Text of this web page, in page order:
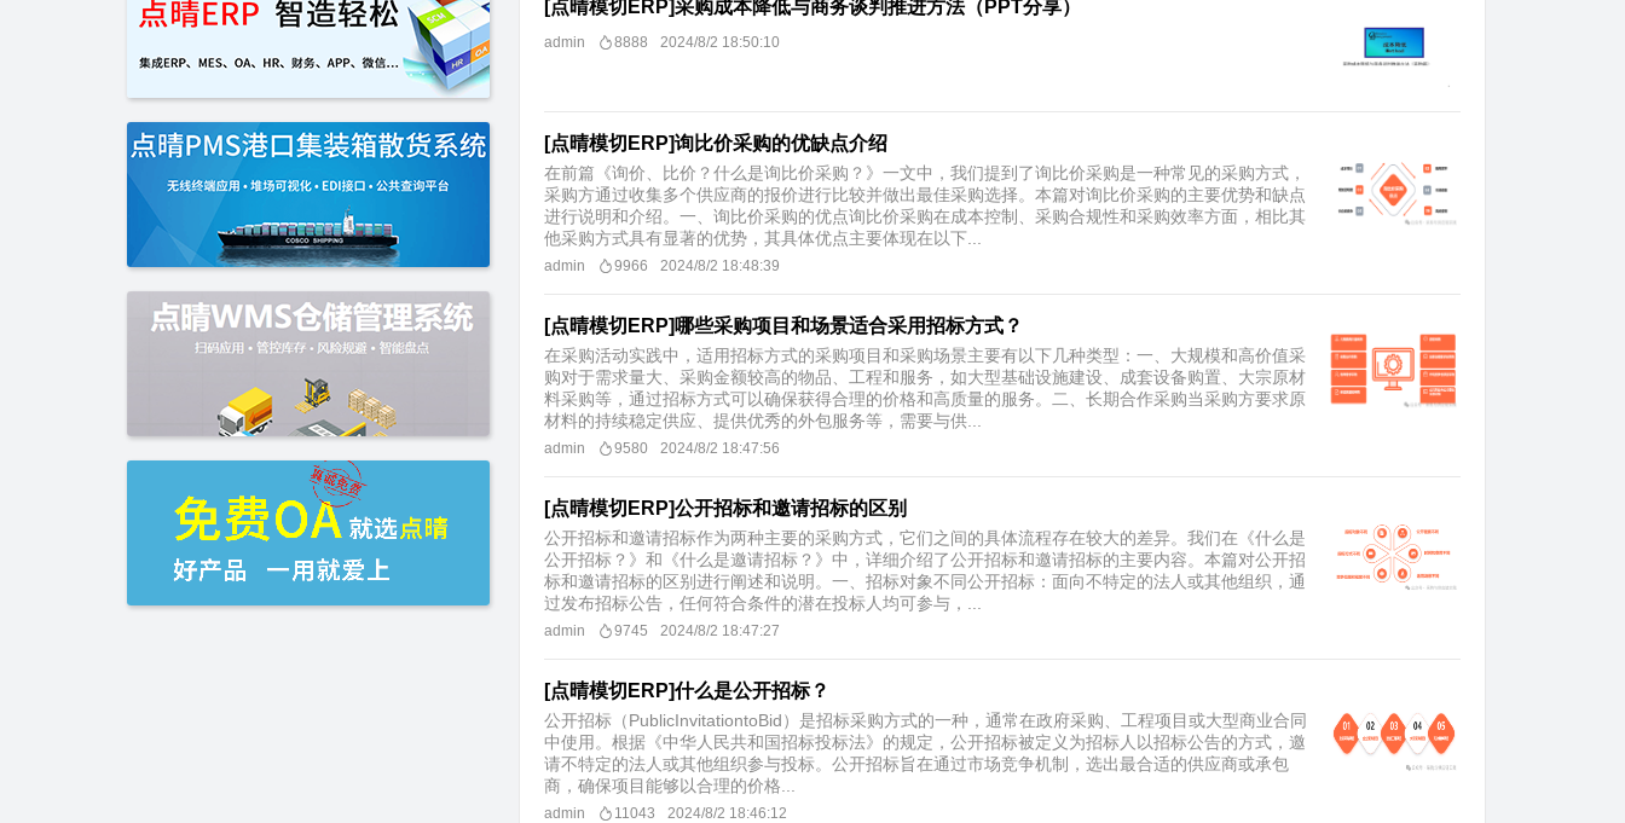
[点晴模切ERP]采购成本降低与商务谈判推进方法（PPT分享）
admin 8888 2024/8/2 18:50:10
[点晴模切ERP]询比价采购的优缺点介绍
在前篇《询价、比价？什么是询比价采购？》一文中，我们提到了询比价采购是一种常见的采购方式，
采购方通过收集多个供应商的报价进行比较并做出最佳采购选择。本篇对询比价采购的主要优势和缺点
进行说明和介绍。一、询比价采购的优点询比价采购在成本控制、采购合规性和采购效率方面，相比其
他采购方式具有显著的优势，其具体优点主要体现在以下...
admin 9966 2024/8/2 18:48:39
[点晴模切ERP]哪些采购项目和场景适合采用招标方式？
在采购活动实践中，适用招标方式的采购项目和采购场景主要有以下几种类型：一、大规模和高价值采
购对于需求量大、采购金额较高的物品、工程和服务，如大型基础设施建设、成套设备购置、大宗原材
料采购等，通过招标方式可以确保获得合理的价格和高质量的服务。二、长期合作采购当采购方要求原
材料的持续稳定供应、提供优秀的外包服务等，需要与供...
admin 9580 2024/8/2 18:47:56
[点晴模切ERP]公开招标和邀请招标的区别
公开招标和邀请招标作为两种主要的采购方式，它们之间的具体流程存在较大的差异。我们在《什么是
公开招标？》和《什么是邀请招标？》中，详细介绍了公开招标和邀请招标的主要内容。本篇对公开招
标和邀请招标的区别进行阐述和说明。一、招标对象不同公开招标：面向不特定的法人或其他组织，通
过发布招标公告，任何符合条件的潜在投标人均可参与，...
admin 9745 2024/8/2 18:47:27
[点晴模切ERP]什么是公开招标？
公开招标（PublicInvitationtoBid）是招标采购方式的一种，通常在政府采购、工程项目或大型商业合同
中使用。根据《中华人民共和国招标投标法》的规定，公开招标被定义为招标人以招标公告的方式，邀
请不特定的法人或其他组织参与投标。公开招标旨在通过市场竞争机制，选出最合适的供应商或承包
商，确保项目能够以合理的价格...
admin 11043 2024/8/2 18:46:12